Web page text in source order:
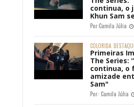
continua, o
Khun Sam
Por:Camila Júlia
COLORIDA
Primeiras
The Series:
continua, o
amizade
Sam"
Por: Camila Júlia